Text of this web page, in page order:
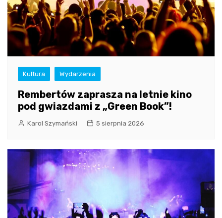
Kultura Wydarzenia
Rembertów zaprasza na letnie kino
pod gwiazdami z „Green Book”!
Karol Szymański 5 sierpnia 2026